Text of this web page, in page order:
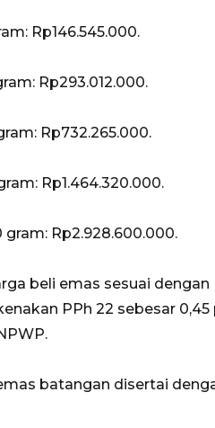
Rp146.545.000.
Rp293.012.000.
Rp732.265.000.
Rp1.464.320.000.
gram: Rp2.928.600.000.
beli emas sesuai
PPh 22 sebesar
batangan disertai